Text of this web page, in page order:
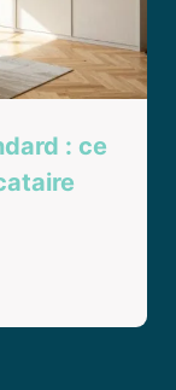
: ce